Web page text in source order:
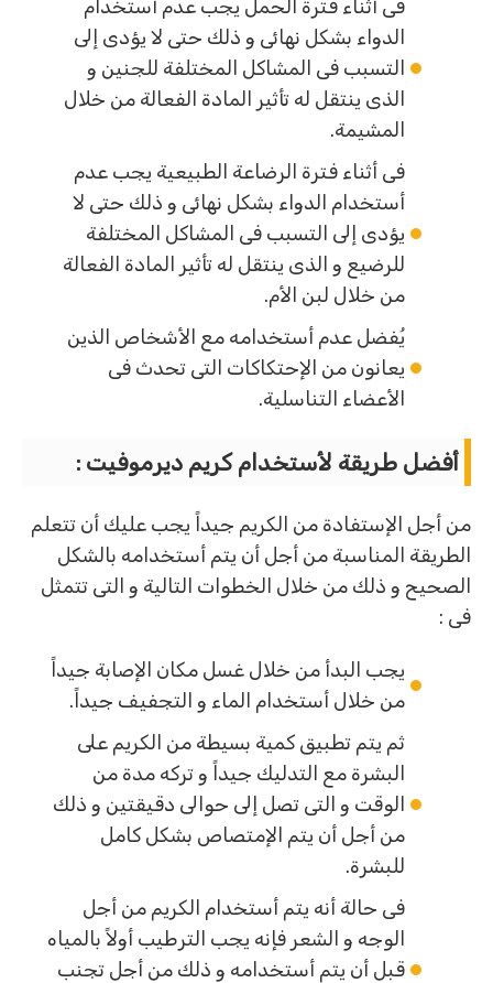
فى أثناء فترة الحمل يجب عدم أستخدام
الدواء بشكل نهائى و ذلك حتى لا يؤدى إلى
التسبب فى المشاكل المختلفة للجنين و
الذى ينتقل له تأثير المادة الفعالة من خلال
المشيمة.
فى أثناء فترة الرضاعة الطبيعية يجب عدم
أستخدام الدواء بشكل نهائى و ذلك حتى لا
يؤدى إلى التسبب فى المشاكل المختلفة
للرضيع و الذى ينتقل له تأثير المادة الفعالة
من خلال لبن الأم.
يُفضل عدم أستخدامه مع الأشخاص الذين
يعانون من الإحتكاكات التى تحدث فى
الأعضاء التناسلية.
أفضل طريقة لأستخدام كريم ديرموفيت :
من أجل الإستفادة من الكريم جيداً يجب عليك أن تتعلم
الطريقة المناسبة من أجل أن يتم أستخدامه بالشكل
الصحيح و ذلك من خلال الخطوات التالية و التى تتمثل
فى :
يجب البدأ من خلال غسل مكان الإصابة جيداً
من خلال أستخدام الماء و التجفيف جيداً.
ثم يتم تطبيق كمية بسيطة من الكريم على
البشرة مع التدليك جيداً و تركه مدة من
الوقت و التى تصل إلى حوالى دقيقتين و ذلك
من أجل أن يتم الإمتصاص بشكل كامل
للبشرة.
فى حالة أنه يتم أستخدام الكريم من أجل
الوجه و الشعر فإنه يجب الترطيب أولاً بالمياه
قبل أن يتم أستخدامه و ذلك من أجل تجنب